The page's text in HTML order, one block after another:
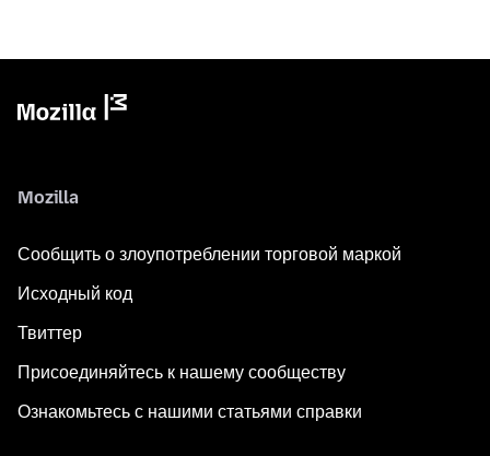
Mozilla
Сообщить о злоупотреблении торговой маркой
Исходный код
Твиттер
Присоединяйтесь к нашему сообществу
Ознакомьтесь с нашими статьями справки